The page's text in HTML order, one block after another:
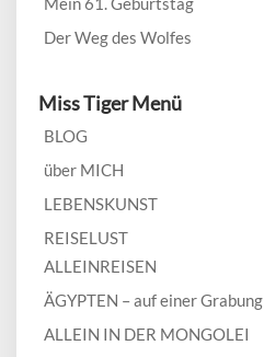
Der Weg des Wolfes
Miss Tiger Menü
BLOG
über MICH
LEBENSKUNST
REISELUST
ALLEINREISEN
ÄGYPTEN – auf einer Grabung
ALLEIN IN DER MONGOLEI